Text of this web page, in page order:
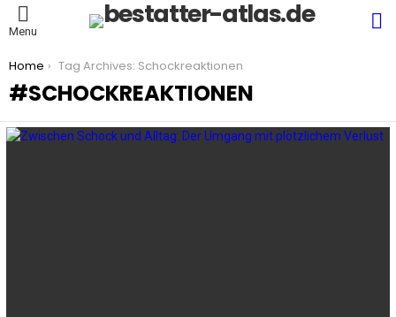
Menu
You are here:
Home Tag Archives: Schockreaktionen
SCHOCKREAKTIONEN